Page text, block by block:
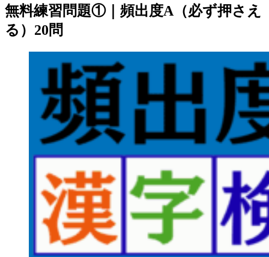
無料練習問題①｜頻出度A（必ず押さえ
る）20問